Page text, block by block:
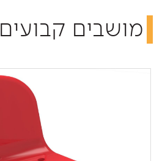
מושבים קבועים